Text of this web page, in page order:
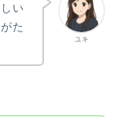
ユキ
い
た